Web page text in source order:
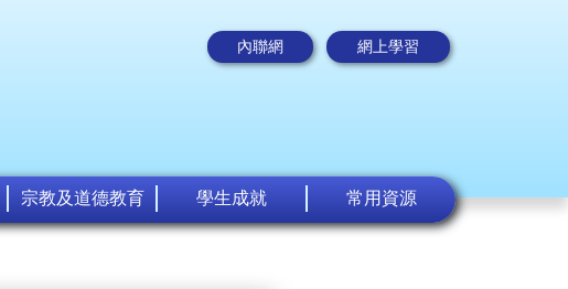
內聯網 網上學習
宗教及道德教育 學生成就 常用資源